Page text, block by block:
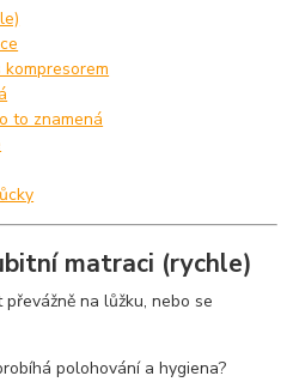
to znamená
matraci (rychle)
převážně na lůžku, nebo se
polohování a hygiena?